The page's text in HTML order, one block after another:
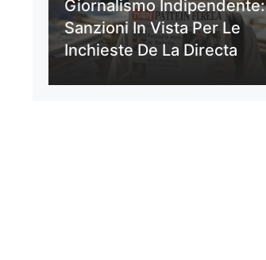
Giornalismo Indipendente:
Sanzioni In Vista Per Le
Inchieste De La Directa